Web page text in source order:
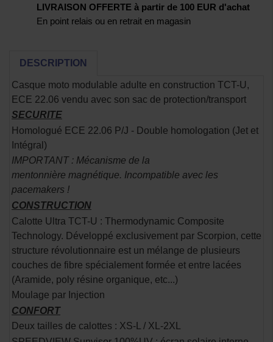
LIVRAISON OFFERTE à partir de 100 EUR d'achat
En point relais ou en retrait en magasin
DESCRIPTION
Casque moto modulable adulte en construction TCT-U,
ECE 22.06 vendu avec son sac de protection/transport
SECURITE
Homologué ECE 22.06 P/J - Double homologation (Jet et
Intégral)
IMPORTANT : Mécanisme de la
mentonnière magnétique. Incompatible avec les
pacemakers !
CONSTRUCTION
Calotte Ultra TCT-U : Thermodynamic Composite
Technology. Développé exclusivement par Scorpion, cette
structure révolutionnaire est un mélange de plusieurs
couches de fibre spécialement formée et entre lacées
(Aramide, poly résine organique, etc...)
Moulage par Injection
CONFORT
Deux tailles de calottes : XS-L / XL-2XL